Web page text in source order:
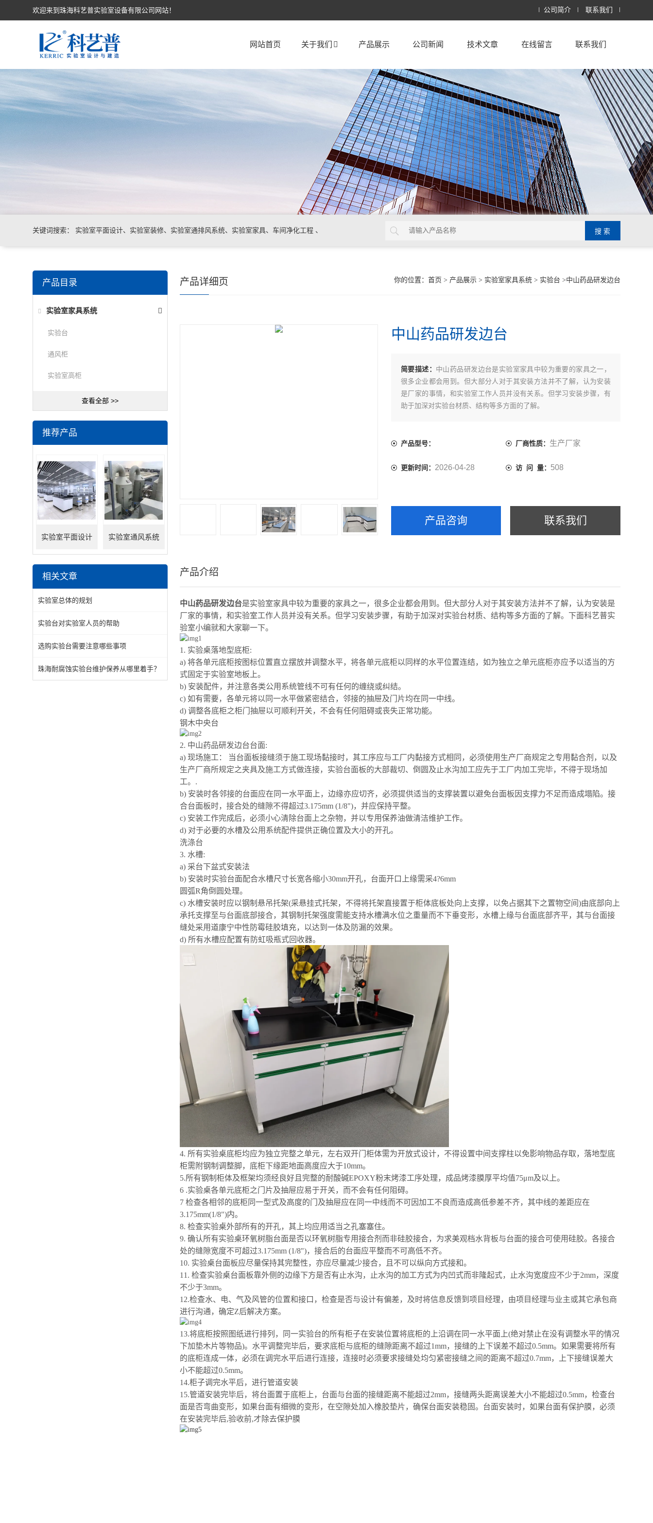
欢迎来到珠海科艺普实验室设备有限公司网站！ 公司简介 联系我们
网站首页 关于我们 产品展示 公司新闻 技术文章 在线留言 联系我们
关键词搜索： 实验室平面设计、实验室装修、实验室通排风系统、实验室家具、车间净化工程 、
产品目录
实验室家具系统
实验台
通风柜
实验室高柜
查看全部 >>
推荐产品
实验室平面设计 实验室通风系统
相关文章
实验室总体的规划
实验台对实验室人员的帮助
选购实验台需要注意哪些事项
珠海耐腐蚀实验台维护保养从哪里着手？
你的位置： 首页 > 产品展示> 实验室家具系统> 实验台 >中山药品研发边台
产品详细页
中山药品研发边台
简要描述： 中山药品研发边台是实验室家具中较为重要的家具之一，
很多企业都会用到。但大部分人对于其安装方法并不了解，认为安装
是厂家的事情，和实验室工作人员并没有关系。但学习安装步骤，有
助于加深对实验台材质、结构等多方面的了解。
产品型号： 厂商性质： 生产厂家
更新时间： 2026-04-28 访 问 量： 508
产品咨询 联系我们
产品介绍
中山药品研发边台是实验室家具中较为重要的家具之一，很多企业都会用到。但大部分人对于其安装方法并不了解，认为安装是
厂家的事情，和实验室工作人员并没有关系。但学习安装步骤，有助于加深对实验台材质、结构等多方面的了解。 下面科艺普实
验室小编就和大家聊一下。
1. 实验桌落地型底柜:
a) 将各单元底柜按图标位置直立摆放并调整水平，将各单元底柜以同样的水平位置连结，如为独立之单元底柜亦应予以适当的方
式固定于实验室地板上。
b) 安装配件，并注意各类公用系统管线不可有任何的缠绕或纠结。
c) 如有需要，各单元将以同一水平做紧密结合，邻接的抽屉及门片均在同一中线。
d) 调整各底柜之柜门抽屉以可顺利开关，不会有任何阻碍或丧失正常功能。
钢木中央台
2. 中山药品研发边台台面:
a) 现场施工： 当台面板接缝须于施工现场黏接时，其工序应与工厂内黏接方式相同，必须使用生产厂商规定之专用黏合剂，以及
生产厂商所规定之夹具及施工方式做连接，实验台面板的大部裁切、 倒圆及 止水沟加工应先于工厂内加工完毕，不得于现场加
工。.
b) 安装时各邻接的台面应在同一水平面上，边缘亦应切齐，必须提供适当的支撑装置以避免台面板因支撑力不足而造成塌陷。接
合台面板时，接合处的缝隙不得超过3.175mm (1/8")，并应保持平整。
c) 安装工作完成后，必须小心清除台面上之杂物，并以专用保养油做清洁维护工作。
d) 对于必要的水槽及公用系统配件提供正确位置及大小的开孔。
洗涤台
3. 水槽:
a) 采台下盆式安装法
b) 安装时实验台面配合水槽尺寸长宽各缩小30mm开孔，台面开口上缘需采4?6mm
圆弧R角倒圆 处理。
c) 水槽安装时应以钢制悬吊托架(采悬挂式托架，不得将托架直接置于柜体底板处向上支撑，以免占据其下之置物空间)由底部向上
承托支撑至与台面底部接合，其钢制托架强度需能支持水槽满水位之重量而不下垂变形，水槽上缘与台面底部齐平，其与台面接
缝处采用道康宁中性防霉硅胶填充，以达到一体及防漏的效果。
d) 所有水槽应配置有防虹吸瓶式回收器。
4. 所有实验桌底柜均应为独立完整之单元，左右双开门柜体需为开放式设计，不得设置中间支撑柱以免影响物品存取，落地型底
柜需附钢制调整脚，底柜下缘距地面高度应大于10mm。
5.所有钢制柜体及框架均须经良好且完整的耐酸碱EPOXY粉末烤漆工序处理，成品烤漆膜厚平均值75μm及以上。
6 .实验桌各单元底柜之门片及抽屉应易于开关，而不会有任何阻碍。
7 检查各相邻的底柜同一型式及高度的门及抽屉应在同一中线而不可因加工不良而造成高低参差不齐，其中线的差距应在
3.175mm(1/8")内。
8. 检查实验桌外部所有的开孔，其上均应用适当之孔塞塞住。
9. 确认所有实验桌环氧树脂台面是否以环氧树脂专用接合剂而非硅胶接合，为求美观档水背板与台面的接合可使用硅胶。各接合
处的缝隙宽度不可超过3.175mm (1/8")，接合后的台面应平整而不可高低不齐。
10. 实验桌台面板应尽量保持其完整性，亦应尽量减少接合，且不可以纵向方式接和。
11. 检查实验桌台面板靠外侧 的边缘下方是否有止水沟，止水沟的加工方式为内凹式而非隆起式，止水沟宽度应不少于2mm，深度
不少于3mm。
12.检查水、电、气及风管的位置和接口，检查是否与设计有偏差，及时将信息反馈到项目经理，由项目经理与业主或其它承包商
进行沟通，确定Z后解决方案。
13.将底柜按照图纸进行排列，同一实验台的所有柜子在安装位置将底柜的上沿调在同一水平面上(绝对禁止在没有调整水平的情况
下加垫木片等物品)。水平调整完毕后，要求底柜与底柜的缝隙距离不超过1mm，接缝的上下误差不超过0.5mm。如果需要将所有
的底柜连成一体，必须在调完水平后进行连接，连接时必须要求接缝处均匀紧密接缝之间的距离不超过0.7mm，上下接缝误差大
小不能超过0.5mm。
14.柜子调完水平后，进行管道安装
15.管道安装完毕后，将台面置于底柜上，台面与台面的接缝距离不能超过2mm，接缝两头距离误差大小不能超过0.5mm，检查台
面是否弯曲变形，如果台面有细微的变形，在空隙处加入橡胶垫片，确保台面安装稳固。台面安装时，如果台面有保护膜，必须
在安装完毕后,验收前,才除去保护膜